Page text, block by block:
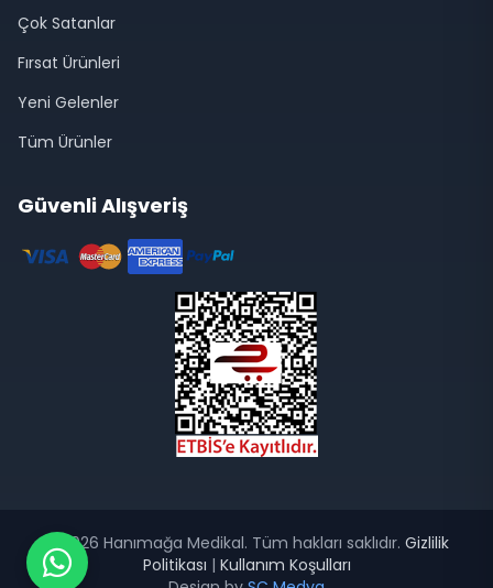
Çok Satanlar
Fırsat Ürünleri
Yeni Gelenler
Tüm Ürünler
Güvenli Alışveriş
© 2026 Hanımağa Medikal. Tüm hakları saklıdır. Gizlilik
Politikası | Kullanım Koşulları